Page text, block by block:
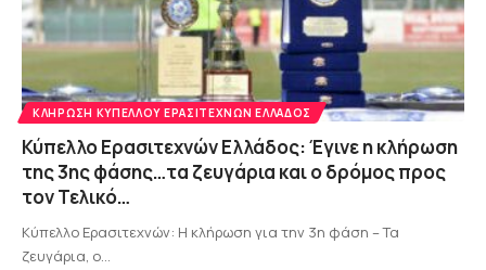
ΚΛΉΡΩΣΗ ΚΥΠΈΛΛΟΥ ΕΡΑΣΙΤΕΧΝΏΝ ΕΛΛΆΔΟΣ
Κύπελλο Ερασιτεχνών Ελλάδος: Έγινε η κλήρωση
της 3ης φάσης…τα ζευγάρια και ο δρόμος προς
τον Τελικό…
Κύπελλο Ερασιτεχνών: Η κλήρωση για την 3η φάση – Τα
ζευγάρια, ο…